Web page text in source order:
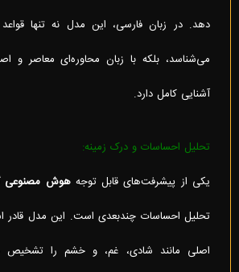
دهد. در زبان فارسی، این مدل نه تنها
می‌شناسد، بلکه با زبان محاوره‌ای معاصر و
آشنایی کامل دارد.
تحلیل احساسات و درک زمینه:
یکی از پیشرفت‌های قابل توجههوش مصنوعی
تحلیل احساسات چندبعدی است. این مدل قادر
اصلی مانند شادی، غم، و خشم را تشخیص